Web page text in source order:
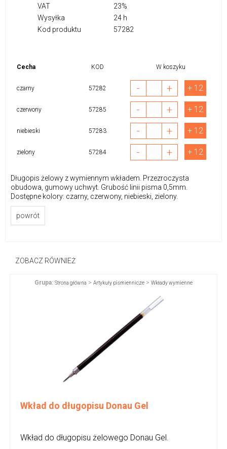
VAT
23%
Wysyłka
24 h
Kod produktu
57282
Cecha KOD W koszyku
czarny 57282 - + + 12
czerwony 57285 - + + 12
niebieski 57283 - + + 12
zielony 57284 - + + 12
Długopis żelowy z wymiennym wkładem. Przezroczysta
obudowa, gumowy uchwyt. Grubość linii pisma 0,5mm.
Dostępne kolory: czarny, czerwony, niebieski, zielony.
powrót
ZOBACZ RÓWNIEŻ
Grupa: Strona główna > Artykuły piśmiennicze > Wkłady wymienne
Wkład do długopisu Donau Gel
Wkład do długopisu żelowego Donau Gel.